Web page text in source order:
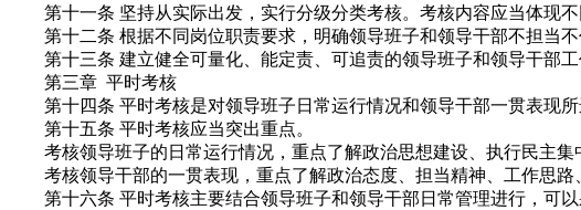
第十一条 坚持从实际出发，实行分级分类考核。考核内容应当体现不
第十二条 根据不同岗位职责要求，明确领导班子和领导干部不担当不
第十三条 建立健全可量化、能定责、可追责的领导班子和领导干部工
第三章 平时考核
第十四条 平时考核是对领导班子日常运行情况和领导干部一贯表现所
第十五条 平时考核应当突出重点。
考核领导班子的日常运行情况，重点了解政治思想建设、执行民主集
考核领导干部的一贯表现，重点了解政治态度、担当精神、工作思路
第十六条 平时考核主要结合领导班子和领导干部日常管理进行，可以